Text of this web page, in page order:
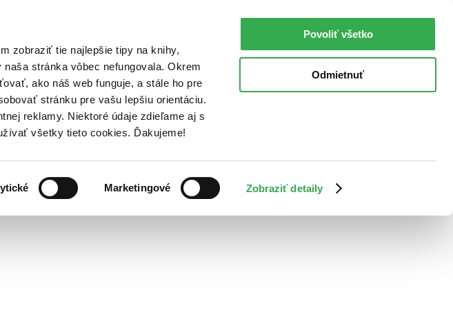
zobraziť tie najlepšie tipy na knihy,
stránka vôbec nefungovala. Okrem
ako náš web funguje, a stále ho pre
stránku pre vašu lepšiu orientáciu.
reklamy. Niektoré údaje zdieľame aj s
všetky tieto cookies. Ďakujeme!
Marketingové Zobraziť detaily
Povoliť všetko
Odmietnuť